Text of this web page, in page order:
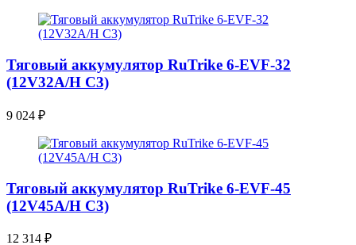
Тяговый аккумулятор RuTrike 6-EVF-32
(12V32A/H C3)
9 024 ₽
Тяговый аккумулятор RuTrike 6-EVF-45
(12V45A/H C3)
12 314 ₽